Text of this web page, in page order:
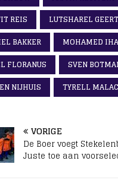
REIS
LUTSHAREL
BAKKER
MOHAMED
FLORANUS
SVEN
NIJHUIS
TYRELL
VORIGE
De Boer voegt
Juste toe aan